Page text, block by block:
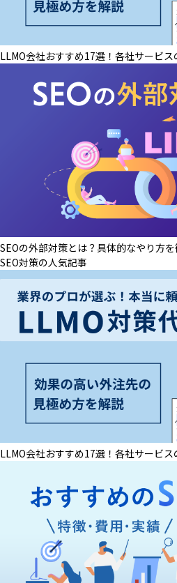
LLMO会社おすすめ17選！各社サービ
SEOの外部対策とは？具体的なやり方
SEO対策の人気記事
LLMO会社おすすめ17選！各社サービ